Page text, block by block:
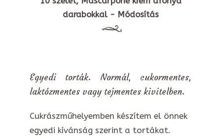
darabokkal - Módosítás
Egyedi torták. Normál, cukormentes,
laktózmentes vagy tejmentes kivitelben.
Cukrászműhelyemben készítem el önnek
egyedi kívánság szerint a tortákat.